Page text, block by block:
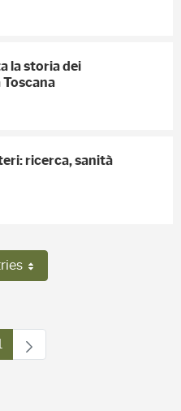
la storia dei
ricerca, sanità
Page